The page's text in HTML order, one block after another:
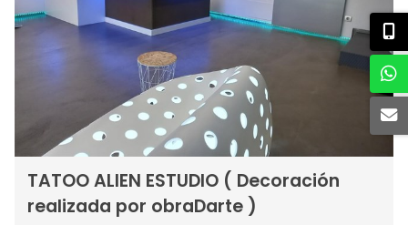
TATOO ALIEN ESTUDIO ( Decoración
realizada por obraDarte )